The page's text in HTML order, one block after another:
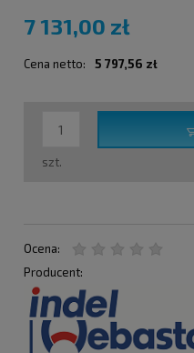
7 131,00 zł
Cena netto: 5 797,56 zł
szt.
Ocena:
Producent: